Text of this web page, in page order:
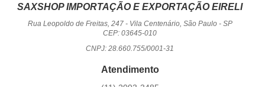
SAXSHOP IMPORTAÇÃO E EXPORTAÇÃO EIRELI
Rua Leopoldo de Freitas, 247- Vila Centenário, São Paulo- SP
CEP: 03645-010
CNPJ: 28.660.755/0001-31
Atendimento